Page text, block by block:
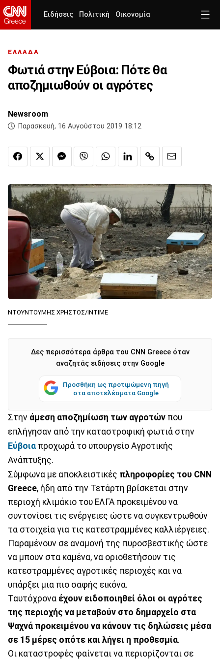
Ειδήσεις Πολιτική Οικονομία
ΕΛΛΑΔΑ
Φωτιά στην Εύβοια: Πότε θα
αποζημιωθούν οι αγρότες
Newsroom
Παρασκευή, 16 Αυγούστου 2019 18:12
ΝΤΟΥΝΤΟΥΜΗΣ ΧΡΗΣΤΟΣ/INTIME
Δες περισσότερα άρθρα του CNN Greece όταν
αναζητάς ειδήσεις στην Google
Προσθήκη ως προτιμώμενη πηγή
στα αποτελέσματα Google
Στην άμεση αποζημίωση των αγροτών που
επλήγησαν από την καταστροφική φωτιά στην
Εύβοια προχωρά το υπουργείο Αγροτικής
Ανάπτυξης.
Σύμφωνα με αποκλειστικές πληροφορίες του CNN
Greece, ήδη από την Τετάρτη βρίσκεται στην
περιοχή κλιμάκιο του ΕΛΓΑ προκειμένου να
συντονίσει τις ενέργειες ώστε να συγκεντρωθούν
τα στοιχεία για τις κατεστραμμένες καλλιέργειες.
Παραμένουν σε αναμονή της πυροσβεστικής ώστε
να μπουν στα καμένα, να οριοθετήσουν τις
κατεστραμμένες αγροτικές περιοχές και να
υπάρξει μια πιο σαφής εικόνα.
Ταυτόχρονα έχουν ειδοποιηθεί όλοι οι αγρότες
της περιοχής να μεταβούν στο δημαρχείο στα
Ψαχνά προκειμένου να κάνουν τις δηλώσεις μέσα
σε 15 μέρες οπότε και λήγει η προθεσμία.
Οι καταστροφές φαίνεται να περιορίζονται σε